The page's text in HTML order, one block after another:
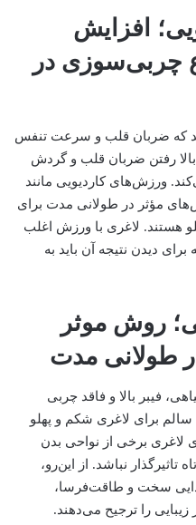
افزایش
چربی‌سوزی در
که ضربان قلب و سرعت تنفس
بالا رفتن ضربان قلب و گردش
ورزش‌های کاردیویی مانند
مؤثر در طولانی مدت برای
هستند. لاغری با ورزش اغلب
دیدن نتیجه آن باید به
روش موثر
طولانی مدت
فیبر بالا و فاقد چربی
سالم برای لاغری شکم و پهلو
لاغری برخی از نواحی بدن
تاثیرگذار نباشد. از این‌رو،
سخت و طاقت‌فرسا،
زیبایی را ترجیح می‌دهند.